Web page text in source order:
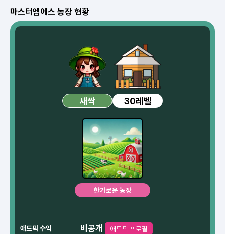
마스터엠에스 농장 현황
새싹 30레벨
한가로운 농장
애드픽 수익 비공개 애드픽 프로필